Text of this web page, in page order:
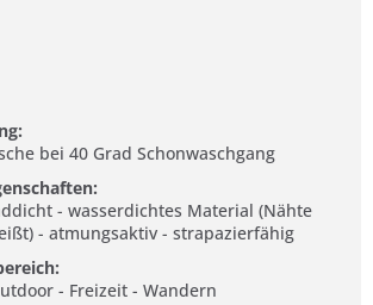
bei 40 Grad Schonwaschgang
- wasserdichtes Material (Nähte
- atmungsaktiv - strapazierfähig
- Freizeit - Wandern